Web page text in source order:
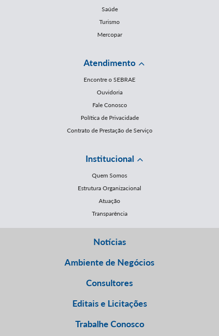
Saúde
Turismo
Mercopar
Atendimento
Encontre o SEBRAE
Ouvidoria
Fale Conosco
Política de Privacidade
Contrato de Prestação de Serviço
Institucional
Quem Somos
Estrutura Organizacional
Atuação
Transparência
Notícias
Ambiente de Negócios
Consultores
Editais e Licitações
Trabalhe Conosco